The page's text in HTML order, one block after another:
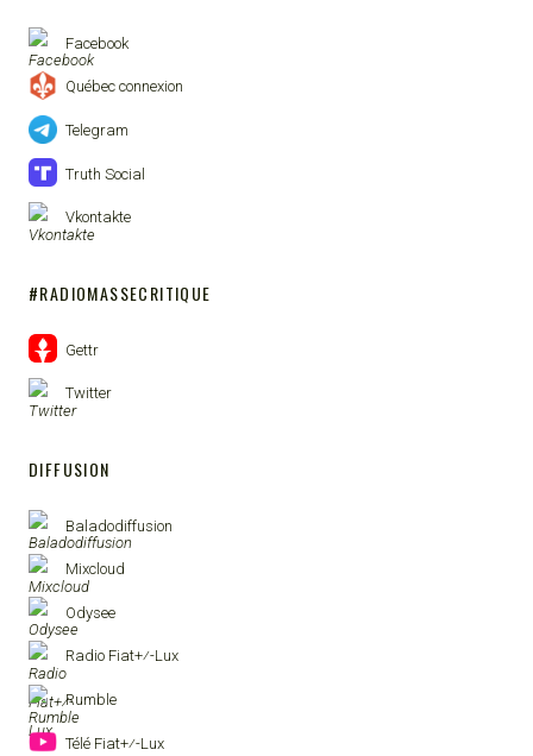
Facebook
Québec connexion
Telegram
Truth Social
Vkontakte
#RADIOMASSECRITIQUE
Gettr
Twitter
DIFFUSION
Baladodiffusion
Mixcloud
Odysee
Radio Fiat+⁄-Lux
Rumble
Télé Fiat+⁄-Lux